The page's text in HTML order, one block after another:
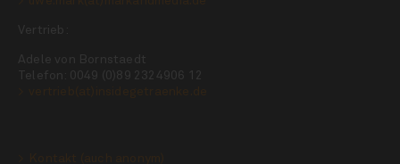
Vertrieb:
Adele von Bornstaedt
Telefon: 0049 (0)89 2324906 12